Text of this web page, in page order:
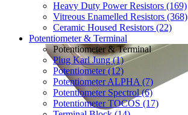
Heavy Duty Power Resistors (169)
Vitreous Enamelled Resistors (368)
Ceramic Housed Resistors (22)
Potentiometer & Terminal
Potentiometer & Terminal
Plug Karl Jung (1)
Potentiometer (12)
Potentiometer ALPHA (7)
Potentiometer Spectrol (6)
Potentiometer TOCOS (17)